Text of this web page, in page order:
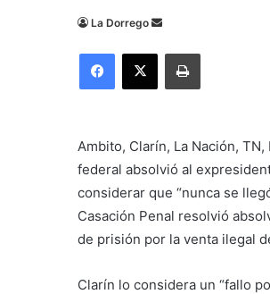
La Dorrego
Send
email
Facebook
X Imprimir
Ambito, Clarín, La Nación,
federal absolvió al
considerar que “nunca se
Casación Penal resolvió
de prisión por la venta ilegal
Clarín lo considera un “fallo